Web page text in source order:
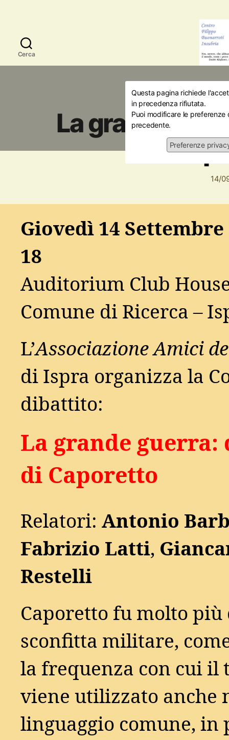
Cerca
Questa pagina richiede
in precedenza rifiutata.
Puoi modificare le
precedente.
Preferenze
Amici della
La grande
14/
Giovedì 14 Settembre
18
Auditorium Club
Comune di Ricerca –
L’Associazione Amici
di Ispra organizza la
dibattito:
La grande guerra:
di Caporetto
Relatori: Antonio
Fabrizio Latti,
Restelli
Caporetto fu molto più
sconfitta militare,
la frequenza con cui il
viene utilizzato anche
linguaggio comune, in